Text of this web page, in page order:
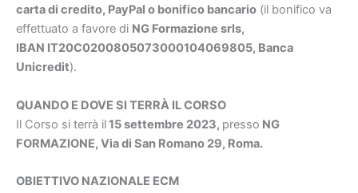
carta di credito, PayPal o bonifico bancario (il bonifico va
effettuato a favore di NG Formazione srls,
IBAN IT20C0200805073000104069805, Banca
Unicredit).
QUANDO E DOVE SI TERRÀ IL CORSO
Il Corso si terrà il15 settembre 2023, presso NG
FORMAZIONE, Via di San Romano 29, Roma.
OBIETTIVO NAZIONALE ECM